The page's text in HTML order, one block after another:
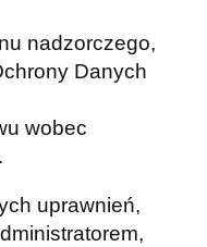
nadzorczego,
Danych
wobec
uprawnień,